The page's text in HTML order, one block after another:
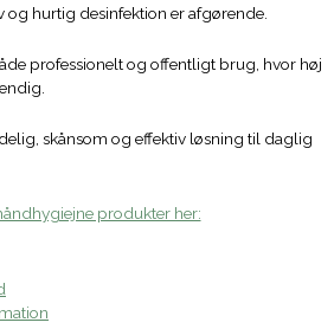
og hurtig desinfektion er afgørende.
professionelt og offentligt brug, hvor høj
skånsom og effektiv løsning til daglig
produkter her: